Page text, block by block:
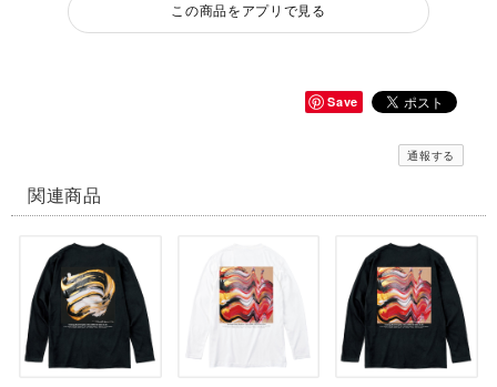
この商品をアプリで見る
Save
通報する
関連商品